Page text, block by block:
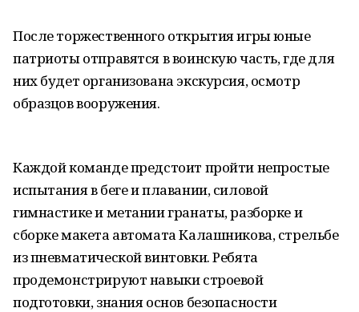
После торжественного открытия игры юные
патриоты отправятся в воинскую часть, где для
них будет организована экскурсия, осмотр
образцов вооружения.
Каждой команде предстоит пройти непростые
испытания в беге и плавании, силовой
гимнастике и метании гранаты, разборке и
сборке макета автомата Калашникова, стрельбе
из пневматической винтовки. Ребята
продемонстрируют навыки строевой
подготовки, знания основ безопасности